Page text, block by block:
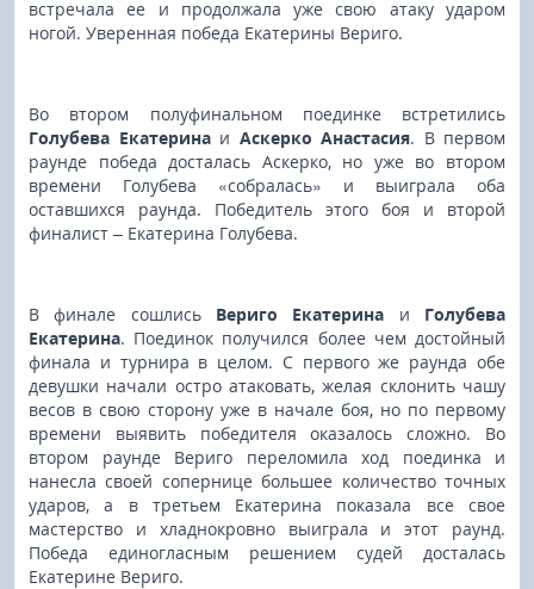
встречала ее и продолжала уже свою атаку ударом
ногой. Уверенная победа Екатерины Вериго.
Во втором полуфинальном поединке встретились
Голубева Екатеринаи Аскерко Анастасия. В первом
раунде победа досталась Аскерко, но уже во втором
времени Голубева «собралась» и выиграла оба
оставшихся раунда. Победитель этого боя и второй
финалист – Екатерина Голубева.
В финале сошлись Вериго Екатерина и Голубева
Екатерина. Поединок получился более чем достойный
финала и турнира в целом. С первого же раунда обе
девушки начали остро атаковать, желая склонить чашу
весов в свою сторону уже в начале боя, но по первому
времени выявить победителя оказалось сложно. Во
втором раунде Вериго переломила ход поединка и
нанесла своей сопернице большее количество точных
ударов, а в третьем Екатерина показала все свое
мастерство и хладнокровно выиграла и этот раунд.
Победа единогласным решением судей досталась
Екатерине Вериго.